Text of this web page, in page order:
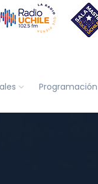
Programación